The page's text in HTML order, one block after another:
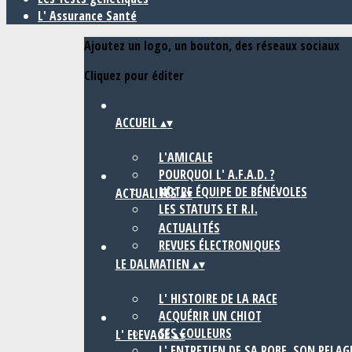
L' Assurance Santé
Ajoutez un logo, un bouton, des réseaux sociaux
Cliquez pour éditer
ACCUEIL ▴▾
L'AMICALE
POURQUOI L' A.F.A.D. ?
NOTRE ÉQUIPE DE BÉNÉVOLES
LES STATUTS ET R.I.
ACTUALITÉS▴▾
ACTUALITÉS
REVUES ÉLECTRONIQUES
LE DALMATIEN▴▾
L' HISTOIRE DE LA RACE
ACQUÉRIR UN CHIOT
SES COULEURS
L' ELEVAGE▴▾